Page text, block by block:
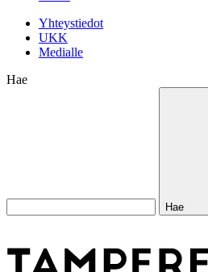
Yhteystiedot
UKK
Medialle
Hae
Hae